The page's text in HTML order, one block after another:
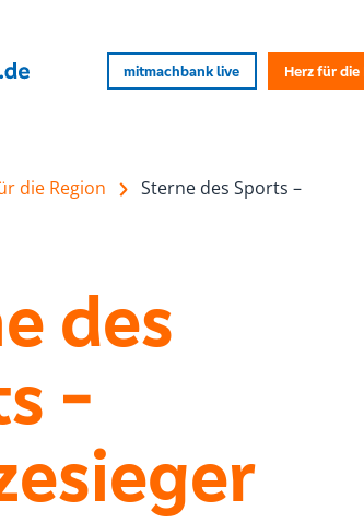
mitmachbank live Herz für die
die Region
Sterne des Sports –
des
-